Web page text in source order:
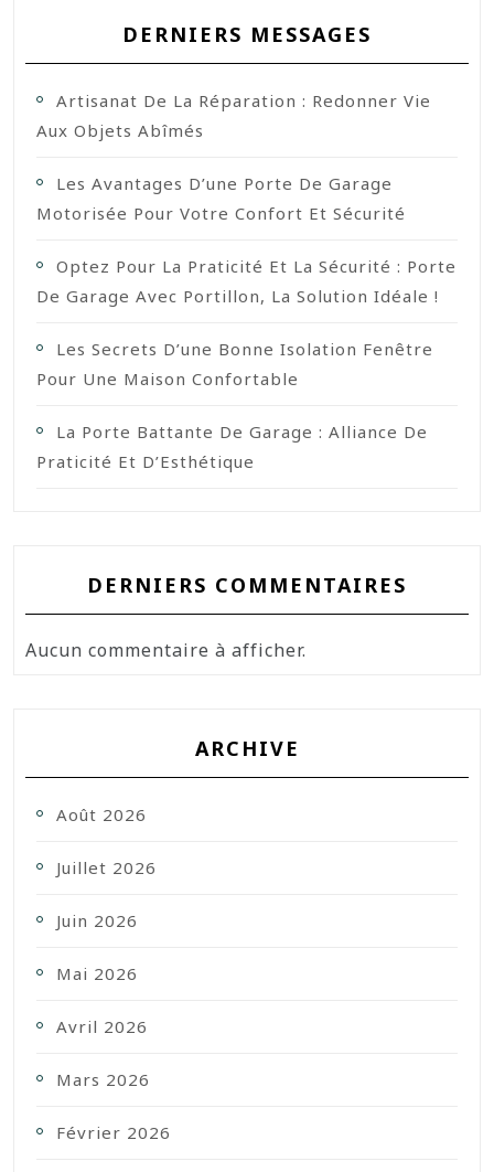
DERNIERS MESSAGES
Artisanat De La Réparation : Redonner Vie
Aux Objets Abîmés
Les Avantages D’une Porte De Garage
Motorisée Pour Votre Confort Et Sécurité
Optez Pour La Praticité Et La Sécurité : Porte
De Garage Avec Portillon, La Solution Idéale !
Les Secrets D’une Bonne Isolation Fenêtre
Pour Une Maison Confortable
La Porte Battante De Garage : Alliance De
Praticité Et D’Esthétique
DERNIERS COMMENTAIRES
Aucun commentaire à afficher.
ARCHIVE
Août 2026
Juillet 2026
Juin 2026
Mai 2026
Avril 2026
Mars 2026
Février 2026